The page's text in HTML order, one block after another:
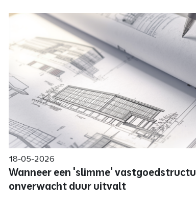
18-05-2026
Wanneer een 'slimme'
onverwacht duur uitvalt